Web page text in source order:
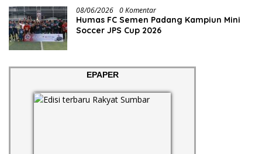
08/06/2026 0 Komentar
Humas FC Semen Padang Kampiun Mini
Soccer JPS Cup 2026
EPAPER